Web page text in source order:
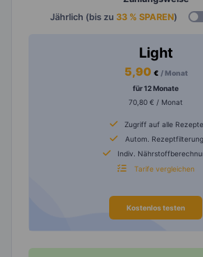
Jährlich (bis zu 33 % SPAREN)
Light
5,90 € / Monat
für 12 Monate
70,80 € / Monat
Zugriff auf alle Rezepte
Autom. Rezeptfilterung
Indiv.
Tarife vergleichen
Kostenlos testen